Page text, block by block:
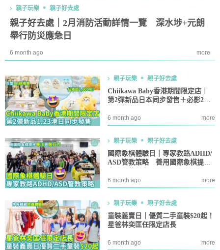
親子玩樂 親子好去處
親子好去處｜2月消防活動詳情一覽 深水埗+元朗
舉行防災應急日
6 month ago more
親子玩樂 親子好去處
Chiikawa Baby香港期間限定店｜
第2彈新品日本同步發售＋必影2大
6 month ago more
親子玩樂 親子好去處
國際象棋體驗日｜專家教路ADHD/
ASD管教策略 善用國際象棋提升
6 month ago more
親子玩樂 親子好去處
童裝義賣日｜優質二手童裝$20起！
星爸林奕匡任限定店長
6 month ago more